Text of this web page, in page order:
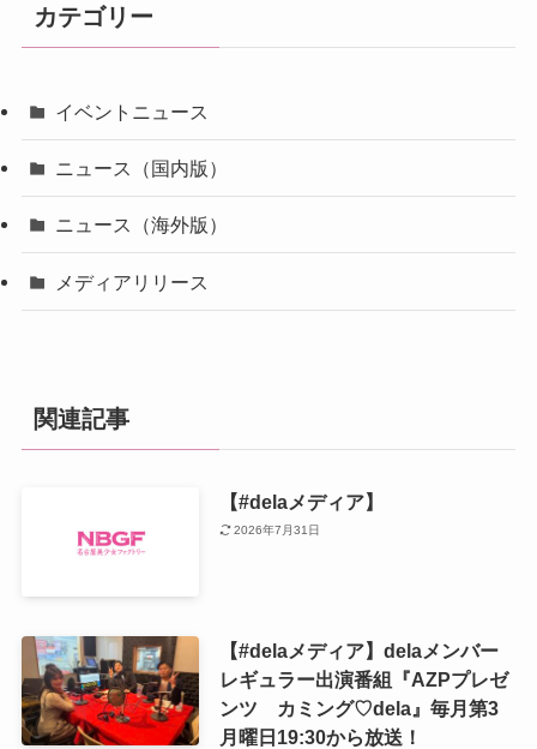
カテゴリー
イベントニュース
ニュース（国内版）
ニュース（海外版）
メディアリリース
関連記事
【#delaメディア】
2026年7月31日
【#delaメディア】delaメンバー
レギュラー出演番組『AZPプレゼ
ンツ カミング♡dela』毎月第3
月曜日19:30から放送！